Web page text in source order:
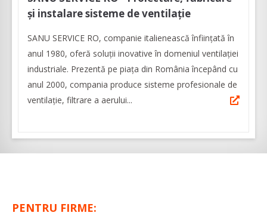
și instalare sisteme de ventilație
SANU SERVICE RO, companie italienească înființată în
anul 1980, oferă soluții inovative în domeniul ventilației
industriale. Prezentă pe piața din România începând cu
anul 2000, compania produce sisteme profesionale de
ventilaţie, filtrare a aerului...
PENTRU FIRME: